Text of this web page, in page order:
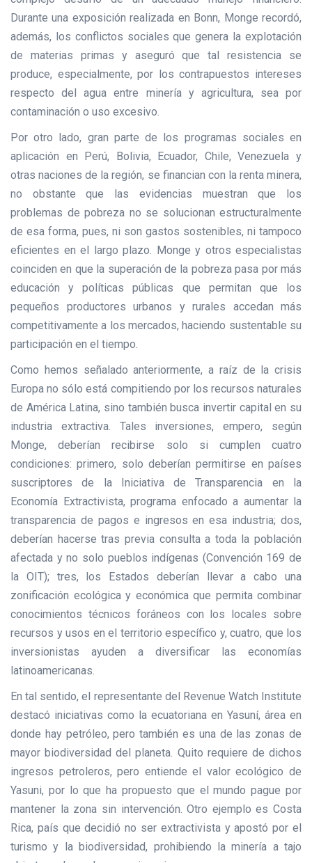
Durante una exposición realizada en Bonn, Monge recordó,
además, los conflictos sociales que genera la explotación
de materias primas y aseguró que tal resistencia se
produce, especialmente, por los contrapuestos intereses
respecto del agua entre minería y agricultura, sea por
contaminación o uso excesivo.
Por otro lado, gran parte de los programas sociales en
aplicación en Perú, Bolivia, Ecuador, Chile, Venezuela y
otras naciones de la región, se financian con la renta minera,
no obstante que las evidencias muestran que los
problemas de pobreza no se solucionan estructuralmente
de esa forma, pues, ni son gastos sostenibles, ni tampoco
eficientes en el largo plazo. Monge y otros especialistas
coinciden en que la superación de la pobreza pasa por más
educación y políticas públicas que permitan que los
pequeños productores urbanos y rurales accedan más
competitivamente a los mercados, haciendo sustentable su
participación en el tiempo.
Como hemos señalado anteriormente, a raíz de la crisis
Europa no sólo está compitiendo por los recursos naturales
de América Latina, sino también busca invertir capital en su
industria extractiva. Tales inversiones, empero, según
Monge, deberían recibirse solo si cumplen cuatro
condiciones: primero, solo deberían permitirse en países
suscriptores de la Iniciativa de Transparencia en la
Economía Extractivista, programa enfocado a aumentar la
transparencia de pagos e ingresos en esa industria; dos,
deberían hacerse tras previa consulta a toda la población
afectada y no solo pueblos indígenas (Convención 169 de
la OIT); tres, los Estados deberían llevar a cabo una
zonificación ecológica y económica que permita combinar
conocimientos técnicos foráneos con los locales sobre
recursos y usos en el territorio específico y, cuatro, que los
inversionistas ayuden a diversificar las economías
latinoamericanas.
En tal sentido, el representante del Revenue Watch Institute
destacó iniciativas como la ecuatoriana en Yasuní, área en
donde hay petróleo, pero también es una de las zonas de
mayor biodiversidad del planeta. Quito requiere de dichos
ingresos petroleros, pero entiende el valor ecológico de
Yasuni, por lo que ha propuesto que el mundo pague por
mantener la zona sin intervención. Otro ejemplo es Costa
Rica, país que decidió no ser extractivista y apostó por el
turismo y la biodiversidad, prohibiendo la minería a tajo